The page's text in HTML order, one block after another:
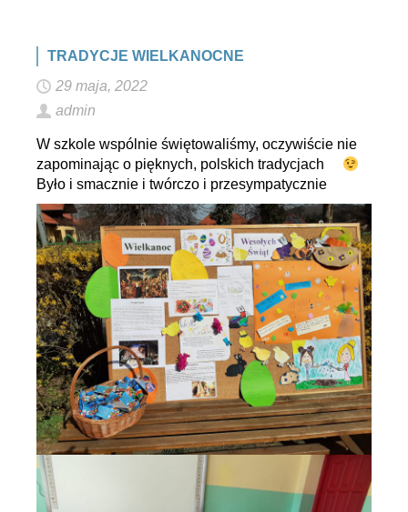
TRADYCJE WIELKANOCNE
29 maja, 2022
admin
W szkole wspólnie świętowaliśmy, oczywiście nie
zapominając o pięknych, polskich tradycjach
Było i smacznie i twórczo i przesympatycznie